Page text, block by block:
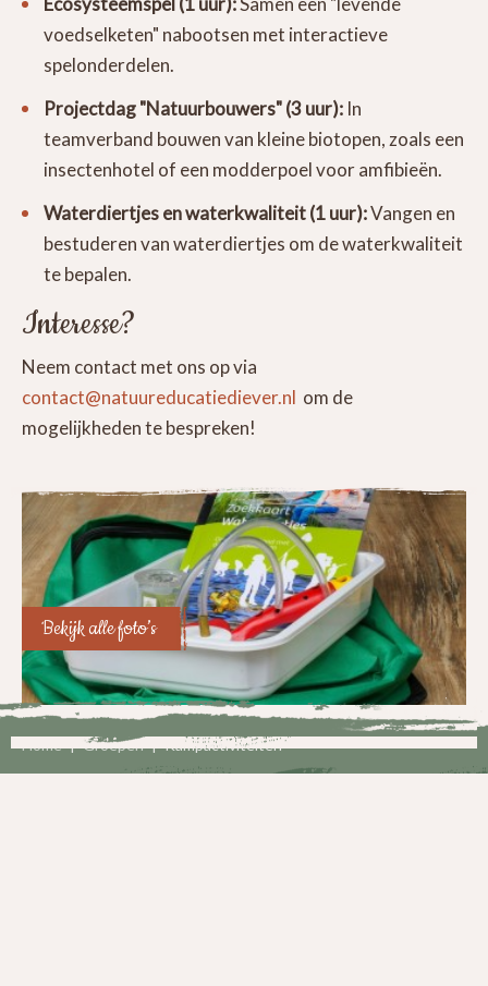
voedselketen" nabootsen met interactieve
spelonderdelen.
Projectdag "Natuurbouwers" (3 uur): In
teamverband bouwen van kleine biotopen, zoals een
insectenhotel of een modderpoel voor amfibieën.
Waterdiertjes en waterkwaliteit (1 uur):Vangen en
bestuderen van waterdiertjes om de waterkwaliteit
te bepalen.
Interesse?
Neem contact met ons op via
contact@natuureducatiediever.nl om de
mogelijkheden te bespreken!
Bekijk alle foto’s
Home | Groepen | Kampactiviteiten